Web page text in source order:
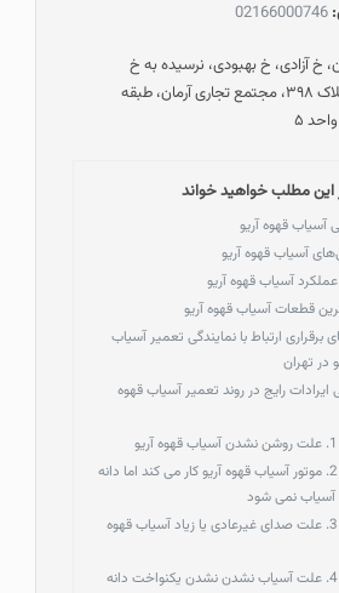
02166000746
خ آزادی، خ بهبودی، نرسیده به خ
ستارخان، پلاک ۳۹۸، مجتمع تجاری آرمان، طبقه
۵
این مطلب خواهید خواند
آسیاب قهوه آریو
آسیاب قهوه آریو
آسیاب قهوه آریو
قطعات آسیاب قهوه آریو
برقراری ارتباط با نمایندگی تعمیر آسیاب
در تهران
ایرادات رایج در روند تعمیر آسیاب قهوه
1. علت روشن نشدن آسیاب قهوه آریو
2. موتور آسیاب قهوه آریو کار می‌ کند اما دانه
آسیاب نمی‌ شود
3. علت صدای غیرعادی یا زیاد آسیاب قهوه
4. علت آسیاب نشدن نشدن یکنواخت دانه